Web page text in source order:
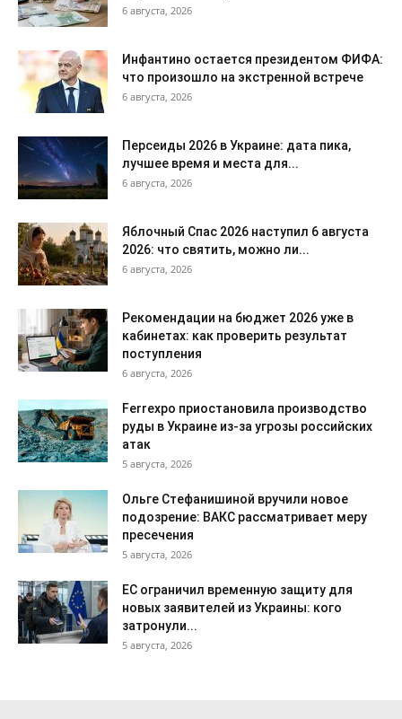
6 августа, 2026
Инфантино остается президентом ФИФА:
что произошло на экстренной встрече
6 августа, 2026
Персеиды 2026 в Украине: дата пика,
лучшее время и места для...
6 августа, 2026
Яблочный Спас 2026 наступил 6 августа
2026: что святить, можно ли...
6 августа, 2026
Рекомендации на бюджет 2026 уже в
кабинетах: как проверить результат
поступления
6 августа, 2026
Ferrexpo приостановила производство
руды в Украине из-за угрозы российских
атак
5 августа, 2026
Ольге Стефанишиной вручили новое
подозрение: ВАКС рассматривает меру
пресечения
5 августа, 2026
ЕС ограничил временную защиту для
новых заявителей из Украины: кого
затронули...
5 августа, 2026